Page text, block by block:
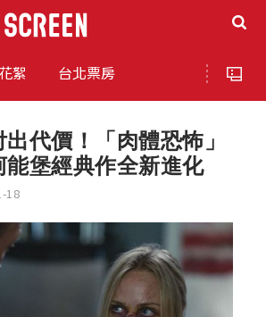
絮 台北票房
代價！「肉體恐怖」
能堡經典作全新進化
18